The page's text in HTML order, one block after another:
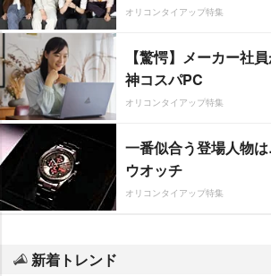
オリコンタイアップ特集
【驚愕】メーカー社
神コスパPC
オリコンタイアップ特集
一番似合う登場人物
ウオッチ
オリコンタイアップ特集
新着トレンド